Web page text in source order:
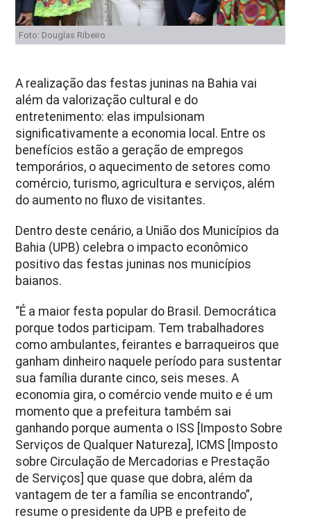
Foto: Douglas Ribeiro
A realização das festas juninas na Bahia vai
além da valorização cultural e do
entretenimento: elas impulsionam
significativamente a economia local. Entre os
benefícios estão a geração de empregos
temporários, o aquecimento de setores como
comércio, turismo, agricultura e serviços, além
do aumento no fluxo de visitantes.
Dentro deste cenário, a União dos Municípios da
Bahia (UPB) celebra o impacto econômico
positivo das festas juninas nos municípios
baianos.
“É a maior festa popular do Brasil. Democrática
porque todos participam. Tem trabalhadores
como ambulantes, feirantes e barraqueiros que
ganham dinheiro naquele período para sustentar
sua família durante cinco, seis meses. A
economia gira, o comércio vende muito e é um
momento que a prefeitura também sai
ganhando porque aumenta o ISS [Imposto Sobre
Serviços de Qualquer Natureza], ICMS [Imposto
sobre Circulação de Mercadorias e Prestação
de Serviços] que quase que dobra, além da
vantagem de ter a família se encontrando”,
resume o presidente da UPB e prefeito de